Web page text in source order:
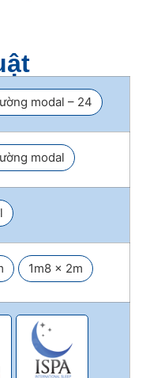
modal – 24
modal
1m8 x 2m